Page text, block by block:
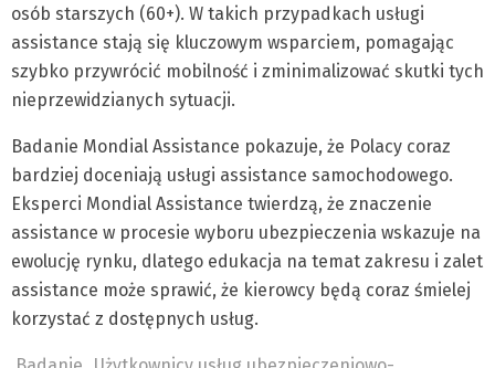
osób starszych (60+). W takich przypadkach usługi
assistance stają się kluczowym wsparciem, pomagając
szybko przywrócić mobilność i zminimalizować skutki tych
nieprzewidzianych sytuacji.
Badanie Mondial Assistance pokazuje, że Polacy coraz
bardziej doceniają usługi assistance samochodowego.
Eksperci Mondial Assistance twierdzą, że znaczenie
assistance w procesie wyboru ubezpieczenia wskazuje na
ewolucję rynku, dlatego edukacja na temat zakresu i zalet
assistance może sprawić, że kierowcy będą coraz śmielej
korzystać z dostępnych usług.